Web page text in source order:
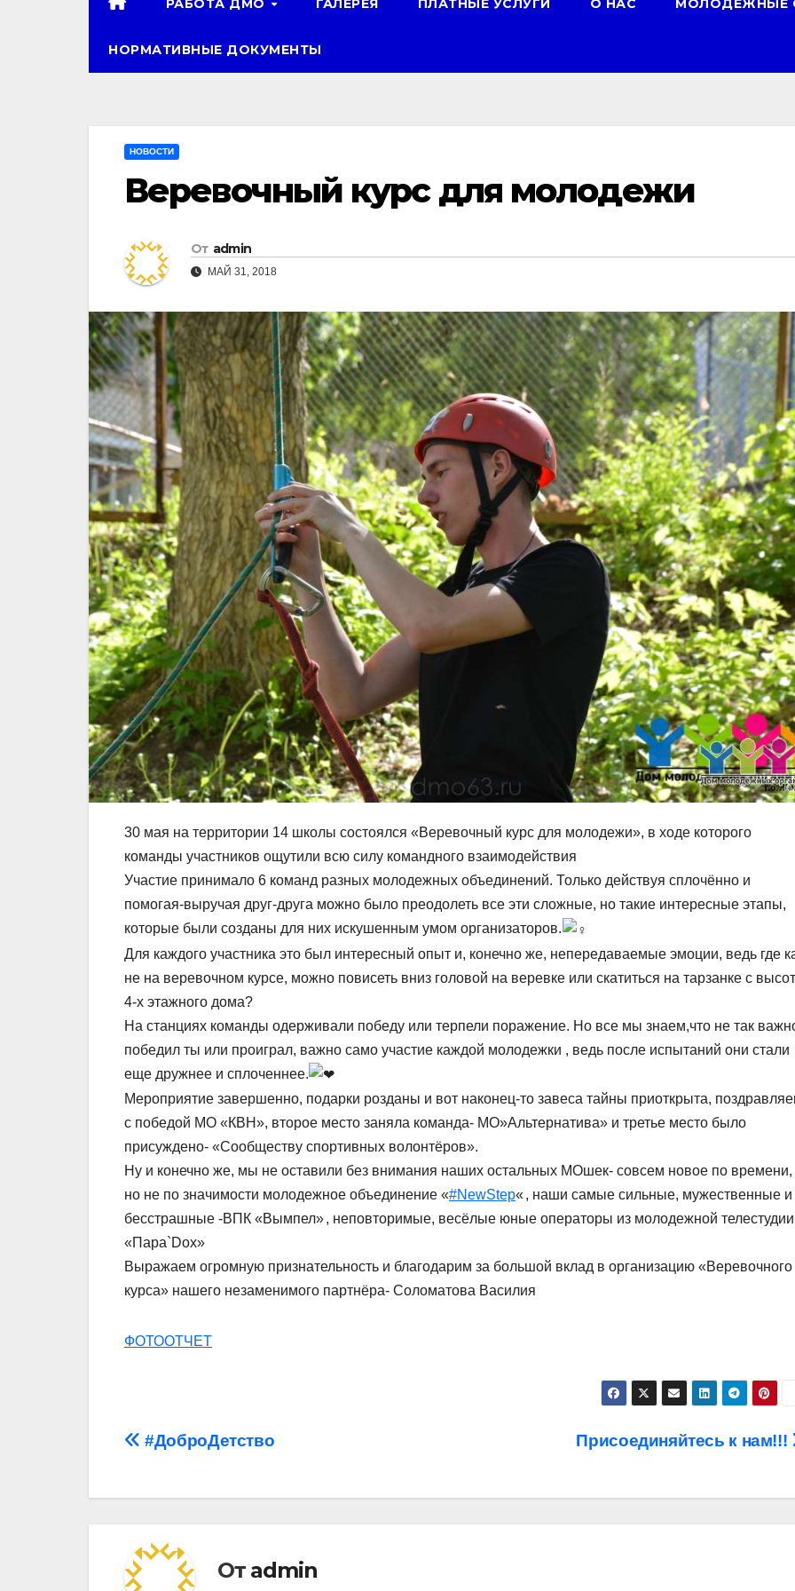
РАБОТА ДМО ГАЛЕРЕЯ ПЛАТНЫЕ УСЛУГИ О НАС МОЛОДЕЖНЫЕ
НОРМАТИВНЫЕ ДОКУМЕНТЫ
НОВОСТИ
Веревочный курс для молодежи
От admin
МАЙ 31, 2018
30 мая на территории 14 школы состоялся «Веревочный курс для молодежи», в ходе которого
команды участников ощутили всю силу командного взаимодействия
Участие принимало 6 команд разных молодежных объединений. Только действуя сплочённо и
помогая-выручая друг-друга можно было преодолеть все эти сложные, но такие интересные этапы,
которые были созданы для них искушенным умом организаторов.
Для каждого участника это был интересный опыт и, конечно же, непередаваемые эмоции, ведь где
не на веревочном курсе, можно повисеть вниз головой на веревке или скатиться на тарзанке с
4-х этажного дома?
На станциях команды одерживали победу или терпели поражение. Но все мы знаем,что не так
победил ты или проиграл, важно само участие каждой молодежки , ведь после испытаний они стали
еще дружнее и сплоченнее.
Мероприятие завершенно, подарки розданы и вот наконец-то завеса тайны приоткрыта,
с победой МО «КВН», второе место заняла команда- МО»Альтернатива» и третье место было
присуждено- «Сообществу спортивных волонтёров».
Ну и конечно же, мы не оставили без внимания наших остальных МОшек- совсем новое по времени,
но не по значимости молодежное объединение «#NewStep« , наши самые сильные, мужественные и
бесстрашные -ВПК «Вымпел», неповторимые, весёлые юные операторы из молодежной телестудии
«Пара`Dox»
Выражаем огромную признательность и благодарим за большой вклад в организацию «Веревочного
курса» нашего незаменимого партнёра- Соломатова Василия
ФОТООТЧЕТ
Навигация
Присоединяйтесь к нам!!!
#ДоброДетство
От admin